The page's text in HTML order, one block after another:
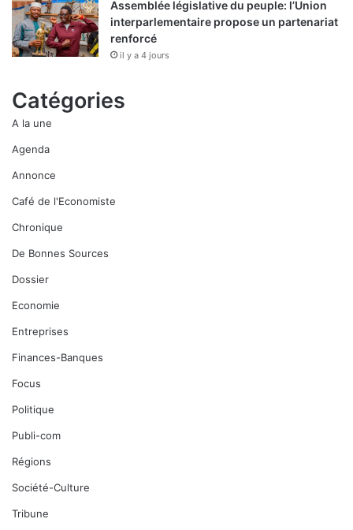
Assemblée législative du peuple: l’Union
interparlementaire propose un partenariat
renforcé
il y a 4 jours
Catégories
A la une
Agenda
Annonce
Café de l'Economiste
Chronique
De Bonnes Sources
Dossier
Economie
Entreprises
Finances-Banques
Focus
Politique
Publi-com
Régions
Société-Culture
Tribune